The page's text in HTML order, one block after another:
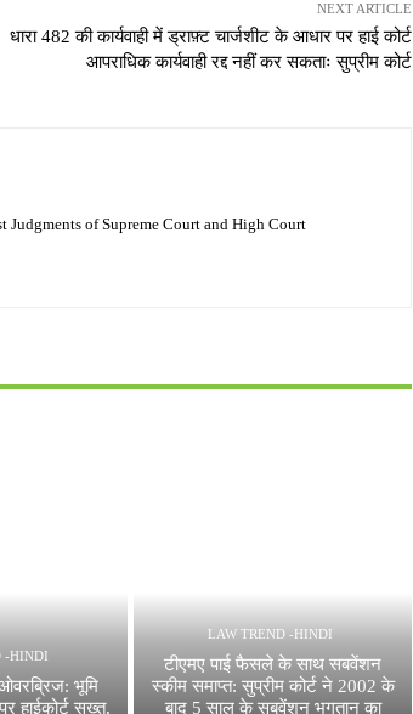
NEXT ARTICLE
धारा 482 की कार्यवाही में ड्राफ़्ट चार्जशीट के आधार पर हाई कोर्ट
आपराधिक कार्यवाही रद्द नहीं कर सकताः सुप्रीम कोर्ट
Judgments of Supreme Court and High Court
-HINDI
ओवरब्रिज: भूमि
हाईकोर्ट सख्त,
LAW TREND -HINDI
टीएमए पाई फैसले के साथ सबवेंशन
स्कीम समाप्त: सुप्रीम कोर्ट ने 2002 के
बाद 5 साल के सबवेंशन भुगतान का